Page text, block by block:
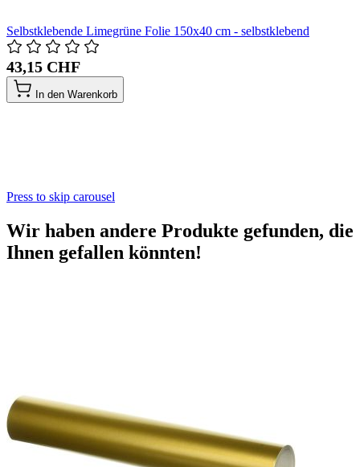
Selbstklebende Limegrüne Folie 150x40 cm - selbstklebend
43,15 CHF
In den Warenkorb
Press to skip carousel
Wir haben andere Produkte gefunden, die
Ihnen gefallen könnten!